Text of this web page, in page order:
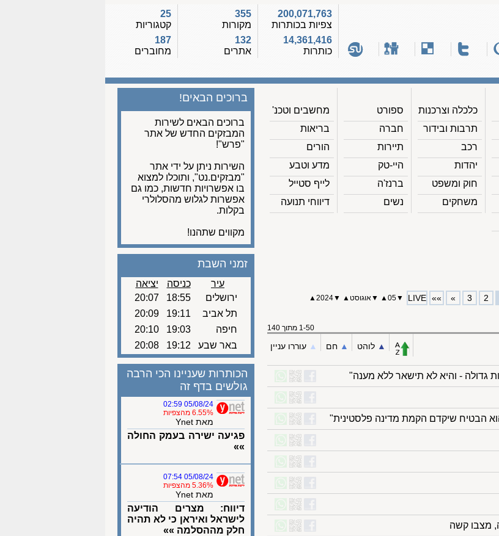
200,071,763
צפיות בכותרות
14,361,416
כותרות
355
מקורות
132
אתרים
25
קטגוריות
187
מחוברים
כלכלה וצרכנות
תרבות ובידור
רכב
יהדות
חוק ומשפט
משחקים
ספורט
חברה
תיירות
היי-טק
ברנז'ה
נשים
מחשבים וטכנ'
בריאות
הורים
מדע וטבע
לייף סטייל
דיווחי תנועה
ברוכים הבאים!
ברוכים הבאים לשירות
המבזקים החדש של אתר
"פרש"!
השירות ניתן על ידי אתר
"מבזקים.נט", ותוכלו למצוא
בו אפשרויות חדשות, כמו גם
אפשרות לגלוש מהסלולרי
בקלות.
מקווים שתהנו!
2
3
»
»»
LIVE
▼
05
▲
▼אוגוסט ▲
▼
2024
▲
1-50 מתוך 140
▲︎ לוהט ▲︎ חם ▲︎ עוררו עניין
גדולה - והיא לא תישאר ללא מענה"
הבטיח שיקדם הקמת מדינה פלסטינית"
מצבו קשה
זמני השבת
עיר כניסה
יציאה
ירושלים
18:55
20:07
תל אביב
19:11
20:09
חיפה
19:03
20:10
באר שבע
19:12
20:08
הכותרות שעניינו הכי הרבה
גולשים בדף זה
05/08/24 02:59
6.55% מהצפיות
מאת Ynet
פגיעה ישירה בעמק החולה
»»
05/08/24 07:54
5.36% מהצפיות
מאת Ynet
דיווח: מצרים הודיעה
לישראל ואיראן כי לא תהיה
חלק מההסלמה »»